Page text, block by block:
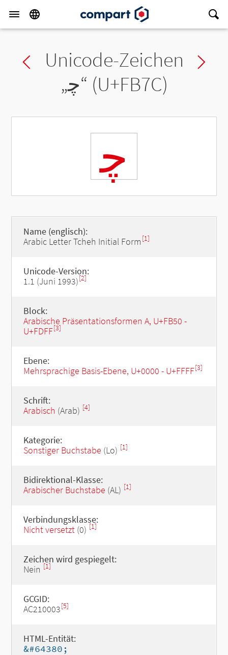
Previous char
Unicode-Zeichen
„ﭼ“ (U+FB7C)
ﭼ
Name (englisch):
Arabic Letter Tcheh Initial Form [1]
Unicode-Version:
1.1 (Juni 1993)[2]
Block:
Arabische Präsentationsformen A, U+FB50 -
U+FDFF[3]
Ebene:
Mehrsprachige Basis-Ebene, U+0000 - U+FFFF[3]
Schrift:
Arabisch (Arab) [4]
Kategorie:
Sonstiger Buchstabe (Lo) [1]
Bidirektional-Klasse:
Arabischer Buchstabe (AL) [1]
Verbindungsklasse:
Nicht versetzt(0) [1]
Zeichen wird gespiegelt:
Nein [1]
GCGID:
AC210003[5]
HTML-Entität:
&#64380;